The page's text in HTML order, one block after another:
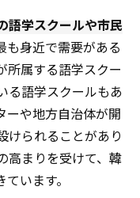
語学スクールや市民
も身近で需要がある
所属する語学スクー
る語学スクールもあ
ーや地方自治体が開
けられることがあり
高まりを受けて、韓
います。